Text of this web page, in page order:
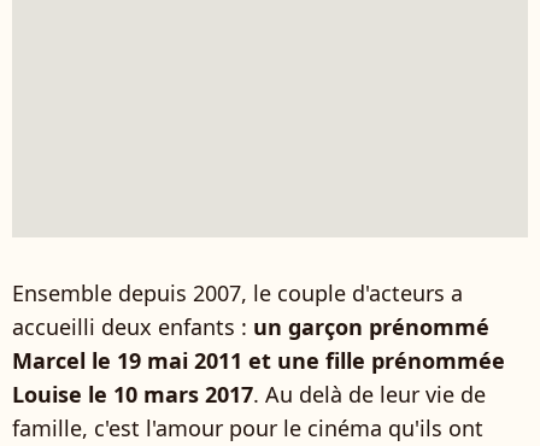
Ensemble depuis 2007, le couple d'acteurs a
accueilli deux enfants : un garçon prénommé
Marcel le 19 mai 2011 et une fille prénommée
Louise le 10 mars 2017. Au delà de leur vie de
famille, c'est l'amour pour le cinéma qu'ils ont